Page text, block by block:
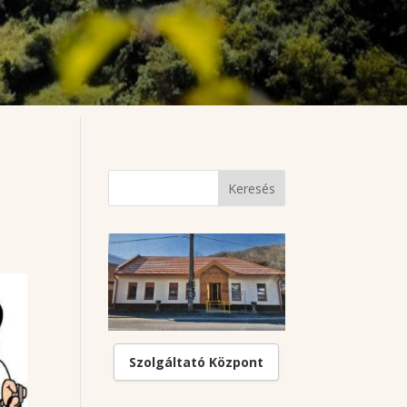
Szolgáltató Központ